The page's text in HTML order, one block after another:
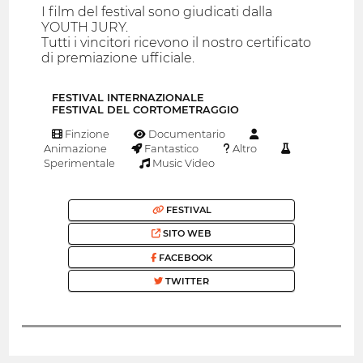
I film del festival sono giudicati dalla
YOUTH JURY.
Tutti i vincitori ricevono il nostro certificato
di premiazione ufficiale.
FESTIVAL INTERNAZIONALE
FESTIVAL DEL CORTOMETRAGGIO
Finzione
Documentario
Animazione
Fantastico
Altro
Sperimentale
Music Video
FESTIVAL
SITO WEB
FACEBOOK
TWITTER